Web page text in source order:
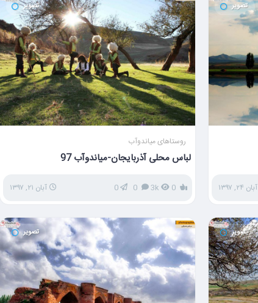
تصویر
آبان ۲۴, ۱۳۹۷
تصویر
روستاهای میاندوآب
لباس محلی آذربایجان-میاندوآب 97
0
3k
0
0 آبان ۲۱, ۱۳۹۷
تصویر تصویر